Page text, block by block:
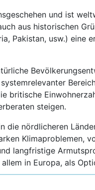
und ist
aus historischen
Pakistan, usw.) eine
britische
steigen.
die nördlicheren
Klimaproblemen,
langfristige
in Europa, als